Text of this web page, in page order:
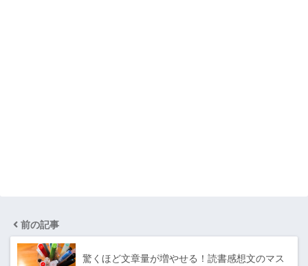
前の記事
驚くほど文章量が増やせる！読書感想文のマス